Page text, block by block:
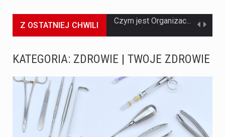
Z OSTATNIEJ CHWILI Jaką dynamikę wzrostu PKB przewidują prognozy gospodarcze dla Polski w 2026 roku? Prognozy dotyczące gospodarki Polski na rok 2026 sugerują, że Produkt Krajowy Brutto (PKB)…
Czym były starożytne igrzyska olimpijskie w Grecji? Starożytne igrzyska olimpijskie odgrywały kluczową rolę w dziejach Grecji. Co cztery lata, w pięknej Olimpii, odbywały się te…
KATEGORIA: ZDROWIE | TWOJE ZDROWIE